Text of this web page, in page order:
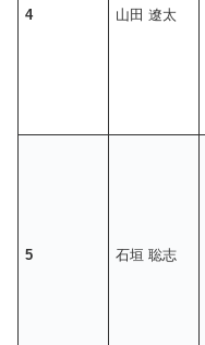
4 山田 遼太
5 石垣 聡志